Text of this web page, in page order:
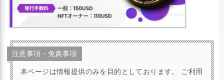
注意事項・免責事項
本ページは情報提供のみを目的としております。 ご利用